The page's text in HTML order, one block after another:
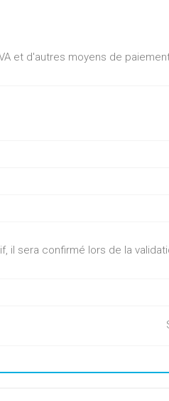
et d'autres moyens de
il sera confirmé lors de la